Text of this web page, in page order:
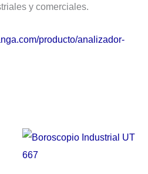
y comerciales.
producto/analizador-